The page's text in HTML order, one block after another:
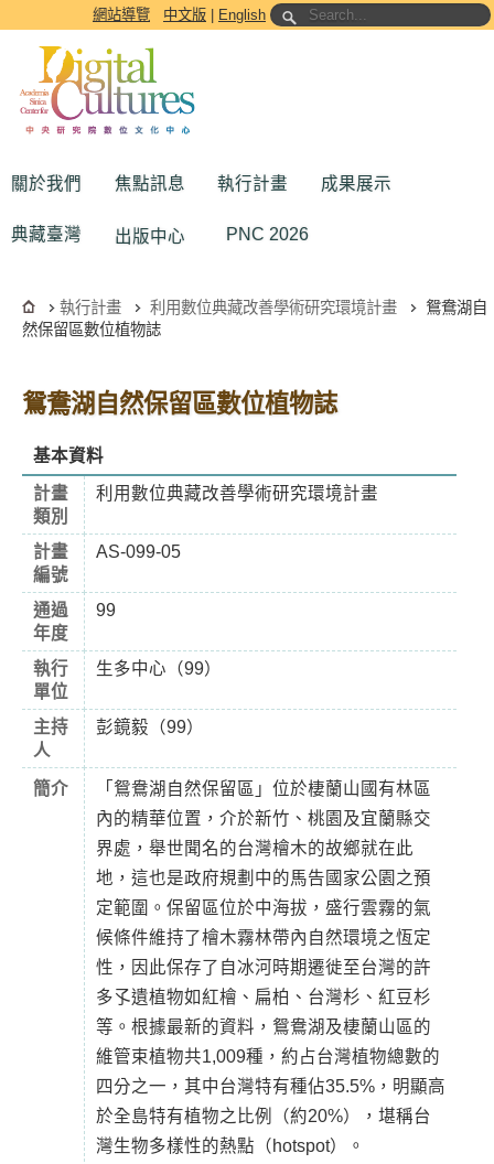
跳到主要內容區塊網站導覽 中文版 English
關於我們 焦點訊息 執行計畫 成果展示
典藏臺灣 出版中心 PNC 2026
執行計畫 利用數位典藏改善學術研究環境計畫
鴛鴦湖自
然保留區數位植物誌
鴛鴦湖自然保留區數位植物誌
基本資料
計畫
類別
利用數位典藏改善學術研究環境計畫
計畫
編號
AS-099-05
通過
年度
99
執行
單位
生多中心（99）
主持
人
彭鏡毅（99）
簡介
「鴛鴦湖自然保留區」位於棲蘭山國有林區
內的精華位置，介於新竹、桃園及宜蘭縣交
界處，舉世聞名的台灣檜木的故鄉就在此
地，這也是政府規劃中的馬告國家公園之預
定範圍。保留區位於中海拔，盛行雲霧的氣
候條件維持了檜木霧林帶內自然環境之恆定
性，因此保存了自冰河時期遷徙至台灣的許
多孓遺植物如紅檜、扁柏、台灣杉、紅豆杉
等。根據最新的資料，鴛鴦湖及棲蘭山區的
維管束植物共1,009種，約占台灣植物總數的
四分之一，其中台灣特有種佔35.5%，明顯高
於全島特有植物之比例（約20%），堪稱台
灣生物多樣性的熱點（hotspot）。